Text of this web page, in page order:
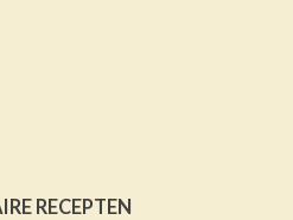
RECEPTEN